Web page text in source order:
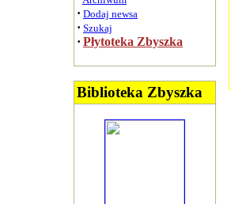
· Dodaj newsa
· Szukaj
· Płytoteka Zbyszka
Biblioteka Zbyszka